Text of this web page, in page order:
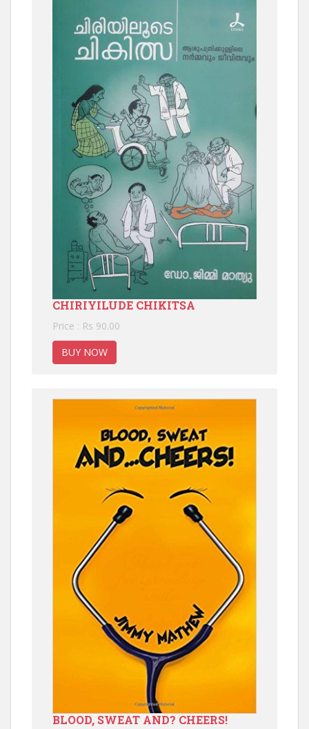
CHIRIYILUDE CHIKITSA
Price : Rs 90.00
BUY NOW
BLOOD, SWEAT AND? CHEERS!